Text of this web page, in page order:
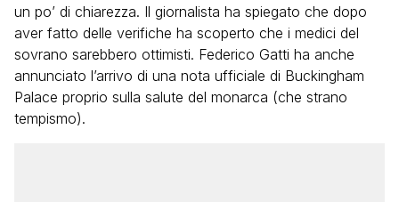
un po’ di chiarezza. Il giornalista ha spiegato che dopo
aver fatto delle verifiche ha scoperto che i medici del
sovrano sarebbero ottimisti. Federico Gatti ha anche
annunciato l’arrivo di una nota ufficiale di Buckingham
Palace proprio sulla salute del monarca (che strano
tempismo).